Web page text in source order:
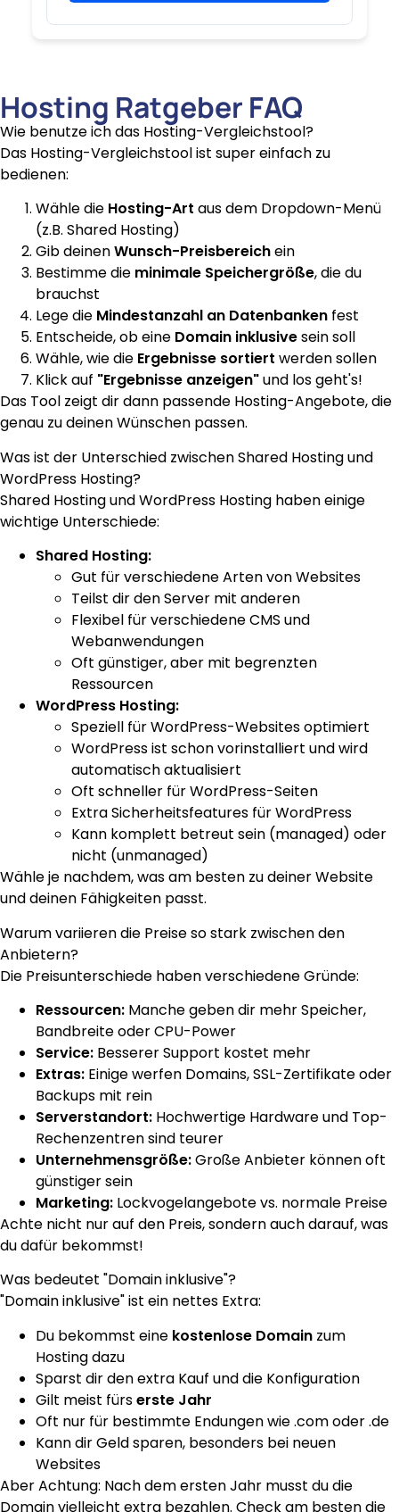
Hosting Ratgeber FAQ
Wie benutze ich das Hosting-Vergleichstool?
Das Hosting-Vergleichstool ist super einfach zu
bedienen:
Wähle die Hosting-Art aus dem Dropdown-Menü
(z.B. Shared Hosting)
Gib deinenWunsch-Preisbereichein
Bestimme die minimale Speichergröße, die du
brauchst
Lege die Mindestanzahl an Datenbanken fest
Entscheide, ob eine Domain inklusivesein soll
Wähle, wie die Ergebnisse sortiert werden sollen
Klick auf "Ergebnisse anzeigen"und los geht's!
Das Tool zeigt dir dann passende Hosting-Angebote, die
genau zu deinen Wünschen passen.
Was ist der Unterschied zwischen Shared Hosting und
WordPress Hosting?
Shared Hosting und WordPress Hosting haben einige
wichtige Unterschiede:
Shared Hosting:
Gut für verschiedene Arten von Websites
Teilst dir den Server mit anderen
Flexibel für verschiedene CMS und
Webanwendungen
Oft günstiger, aber mit begrenzten
Ressourcen
WordPress Hosting:
Speziell für WordPress-Websites optimiert
WordPress ist schon vorinstalliert und wird
automatisch aktualisiert
Oft schneller für WordPress-Seiten
Extra Sicherheitsfeatures für WordPress
Kann komplett betreut sein (managed) oder
nicht (unmanaged)
Wähle je nachdem, was am besten zu deiner Website
und deinen Fähigkeiten passt.
Warum variieren die Preise so stark zwischen den
Anbietern?
Die Preisunterschiede haben verschiedene Gründe:
Ressourcen: Manche geben dir mehr Speicher,
Bandbreite oder CPU-Power
Service: Besserer Support kostet mehr
Extras: Einige werfen Domains, SSL-Zertifikate oder
Backups mit rein
Serverstandort: Hochwertige Hardware und Top-
Rechenzentren sind teurer
Unternehmensgröße:Große Anbieter können oft
günstiger sein
Marketing: Lockvogelangebote vs. normale Preise
Achte nicht nur auf den Preis, sondern auch darauf, was
du dafür bekommst!
Was bedeutet "Domain inklusive"?
"Domain inklusive" ist ein nettes Extra:
Du bekommst eine kostenlose Domain zum
Hosting dazu
Sparst dir den extra Kauf und die Konfiguration
Gilt meist fürserste Jahr
Oft nur für bestimmte Endungen wie .com oder .de
Kann dir Geld sparen, besonders bei neuen
Websites
Aber Achtung: Nach dem ersten Jahr musst du die
Domain vielleicht extra bezahlen. Check am besten die